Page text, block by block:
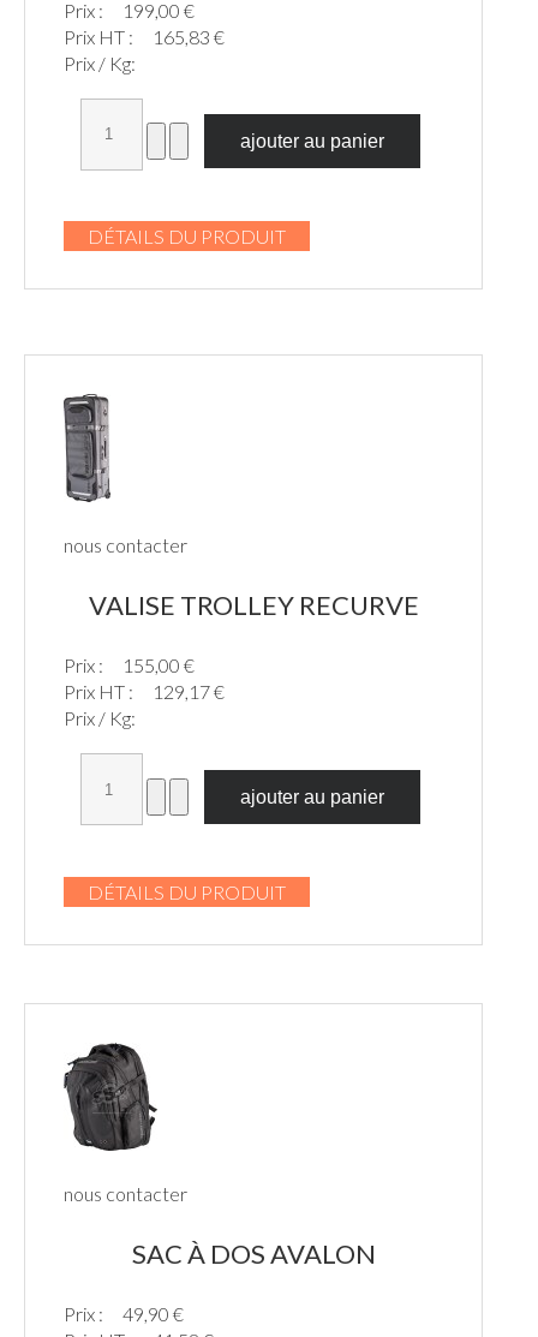
Prix :
199,00 €
Prix HT :
165,83 €
Prix / Kg:
DÉTAILS DU PRODUIT
nous contacter
VALISE TROLLEY RECURVE
Prix :
155,00 €
Prix HT :
129,17 €
Prix / Kg:
DÉTAILS DU PRODUIT
nous contacter
SAC À DOS AVALON
Prix :
49,90 €